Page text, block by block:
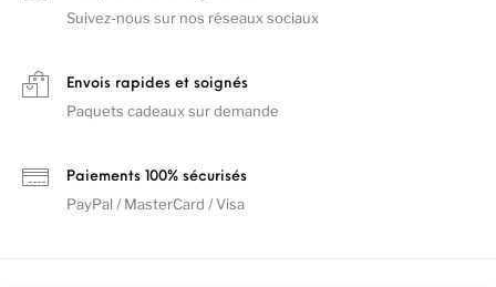
Suivez-nous sur nos réseaux sociaux
Envois rapides et soignés
Paquets cadeaux sur demande
Paiements 100% sécurisés
PayPal / MasterCard / Visa